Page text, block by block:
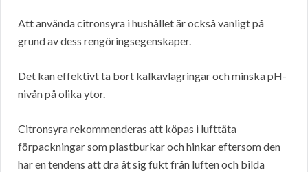
Att använda citronsyra i hushållet är också vanligt på
grund av dess rengöringsegenskaper.
Det kan effektivt ta bort kalkavlagringar och minska pH-
nivån på olika ytor.
Citronsyra rekommenderas att köpas i lufttäta
förpackningar som plastburkar och hinkar eftersom den
har en tendens att dra åt sig fukt från luften och bilda